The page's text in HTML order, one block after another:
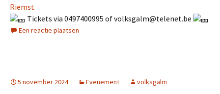
Riemst
Tickets via 0497400995 of volksgalm@telenet.be
Een reactie plaatsen
5 november 2024 Evenement volksgalm